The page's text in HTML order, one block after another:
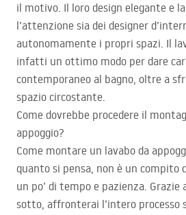
il motivo. Il loro design elegante e
l’attenzione sia dei designer
autonomamente i propri spazi. Il
infatti un ottimo modo per dare
contemporaneo al bagno, oltre a
spazio circostante.
Come dovrebbe procedere il
appoggio?
Come montare un lavabo da
quanto si pensa, non è un compito
un po’ di tempo e pazienza.
sotto, affronterai l’intero processo